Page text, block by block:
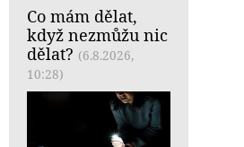
Co mám dělat,
když nezmůžu nic
dělat? (6.8.2026,
10:28)